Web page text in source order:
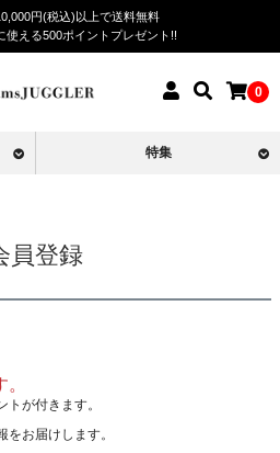
円(税込)以上で送料無料
使える500ポイントプレゼント!!
0
特集
員登録
が付きます。
お届けします。